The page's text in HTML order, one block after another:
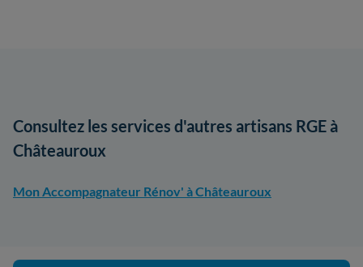
Consultez les services d'autres artisans RGE à
Châteauroux
Mon Accompagnateur Rénov' à Châteauroux